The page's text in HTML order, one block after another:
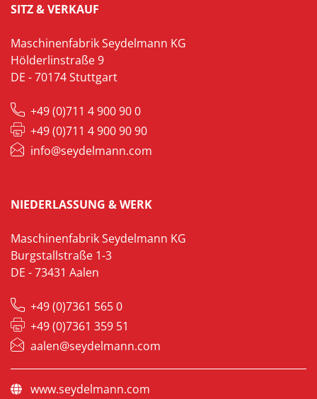
SITZ & VERKAUF
Maschinenfabrik Seydelmann KG
Hölderlinstraße 9
DE - 70174 Stuttgart
+49 (0)711 4 900 90 0
+49 (0)711 4 900 90 90
info@seydelmann.com
NIEDERLASSUNG & WERK
Maschinenfabrik Seydelmann KG
Burgstallstraße 1-3
DE - 73431 Aalen
+49 (0)7361 565 0
+49 (0)7361 359 51
aalen@seydelmann.com
www.seydelmann.com